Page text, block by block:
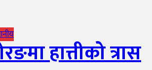
हात्तीको त्रास